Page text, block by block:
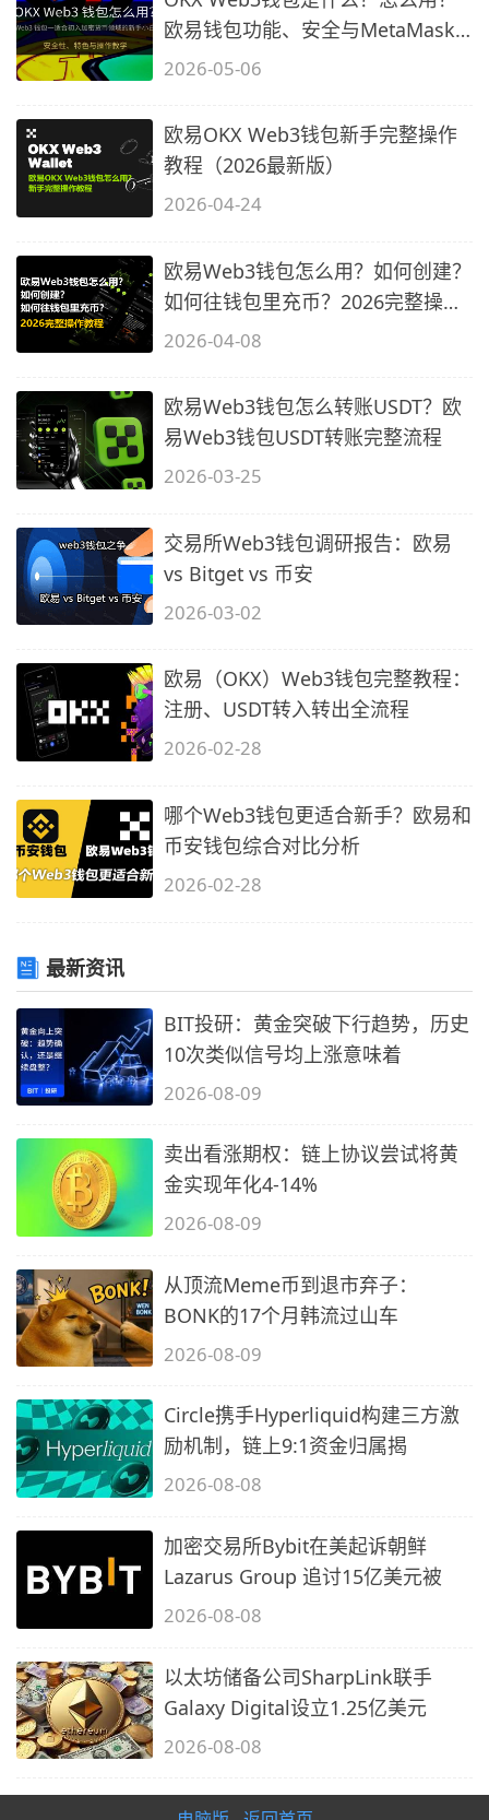
欧易钱包功能、安全与MetaMask
差异介绍
2026-05-06
欧易OKX Web3钱包新手完整操作
教程（2026最新版）
2026-04-24
欧易Web3钱包怎么用？如何创建？
如何往钱包里充币？2026完整操作
教程
2026-04-08
欧易Web3钱包怎么转账USDT？欧
易Web3钱包USDT转账完整流程
2026-03-25
交易所Web3钱包调研报告：欧易
vs Bitget vs 币安
2026-03-02
欧易（OKX）Web3钱包完整教程：
注册、USDT转入转出全流程
2026-02-28
哪个Web3钱包更适合新手？欧易和
币安钱包综合对比分析
2026-02-28
最新资讯
BIT投研：黄金突破下行趋势，历史
10次类似信号均上涨意味着
2026-08-09
卖出看涨期权：链上协议尝试将黄
金实现年化4-14%
2026-08-09
从顶流Meme币到退市弃子：
BONK的17个月韩流过山车
2026-08-09
Circle携手Hyperliquid构建三方激
励机制，链上9:1资金归属揭
2026-08-08
加密交易所Bybit在美起诉朝鲜
Lazarus Group 追讨15亿美元被
2026-08-08
以太坊储备公司SharpLink联手
Galaxy Digital设立1.25亿美元
2026-08-08